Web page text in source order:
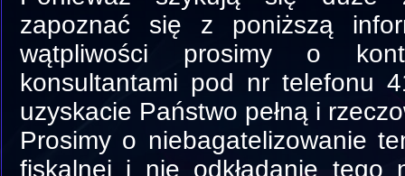
zapoznać się z poniższą
wątpliwości prosimy o
konsultantami pod nr telefonu
uzyskacie Państwo pełną i
Prosimy o niebagatelizowanie
fiskalnej i nie odkładanie tego